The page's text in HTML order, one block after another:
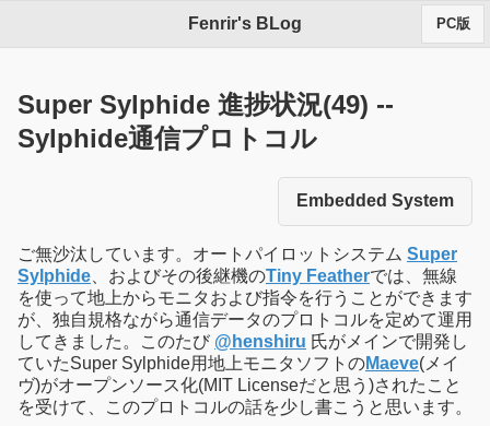
Fenrir's BLog PC版
Super Sylphide 進捗状況(49) --
Sylphide通信プロトコル
Embedded System
ご無沙汰しています。オートパイロットシステム Super
Sylphide 、およびその後継機のTiny Featherでは、無線
を使って地上からモニタおよび指令を行うことができます
が、独自規格ながら通信データのプロトコルを定めて運用
してきました。このたび @henshiru 氏がメインで開発し
ていたSuper Sylphide用地上モニタソフトのMaeve(メイ
ヴ)がオープンソース化(MIT Licenseだと思う)されたこと
を受けて、このプロトコルの話を少し書こうと思います。